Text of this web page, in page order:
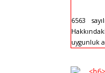
6563
uygunluk